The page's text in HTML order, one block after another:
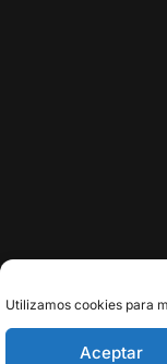
Utilizamos cookies para
Aceptar